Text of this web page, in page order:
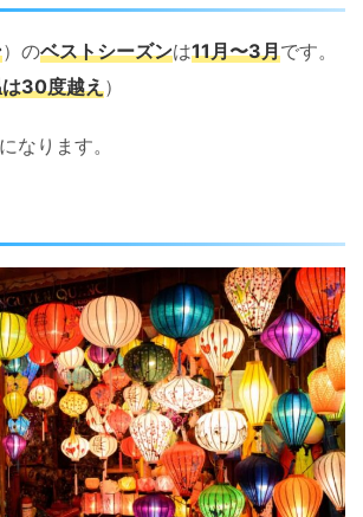
）のベストシーズンは11月〜3月です。
30度越え）
になります。